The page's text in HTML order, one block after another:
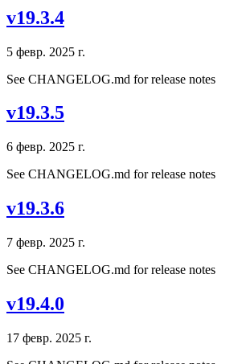
v19.3.4
5 февр. 2025 г.
See CHANGELOG.md for release notes
v19.3.5
6 февр. 2025 г.
See CHANGELOG.md for release notes
v19.3.6
7 февр. 2025 г.
See CHANGELOG.md for release notes
v19.4.0
17 февр. 2025 г.